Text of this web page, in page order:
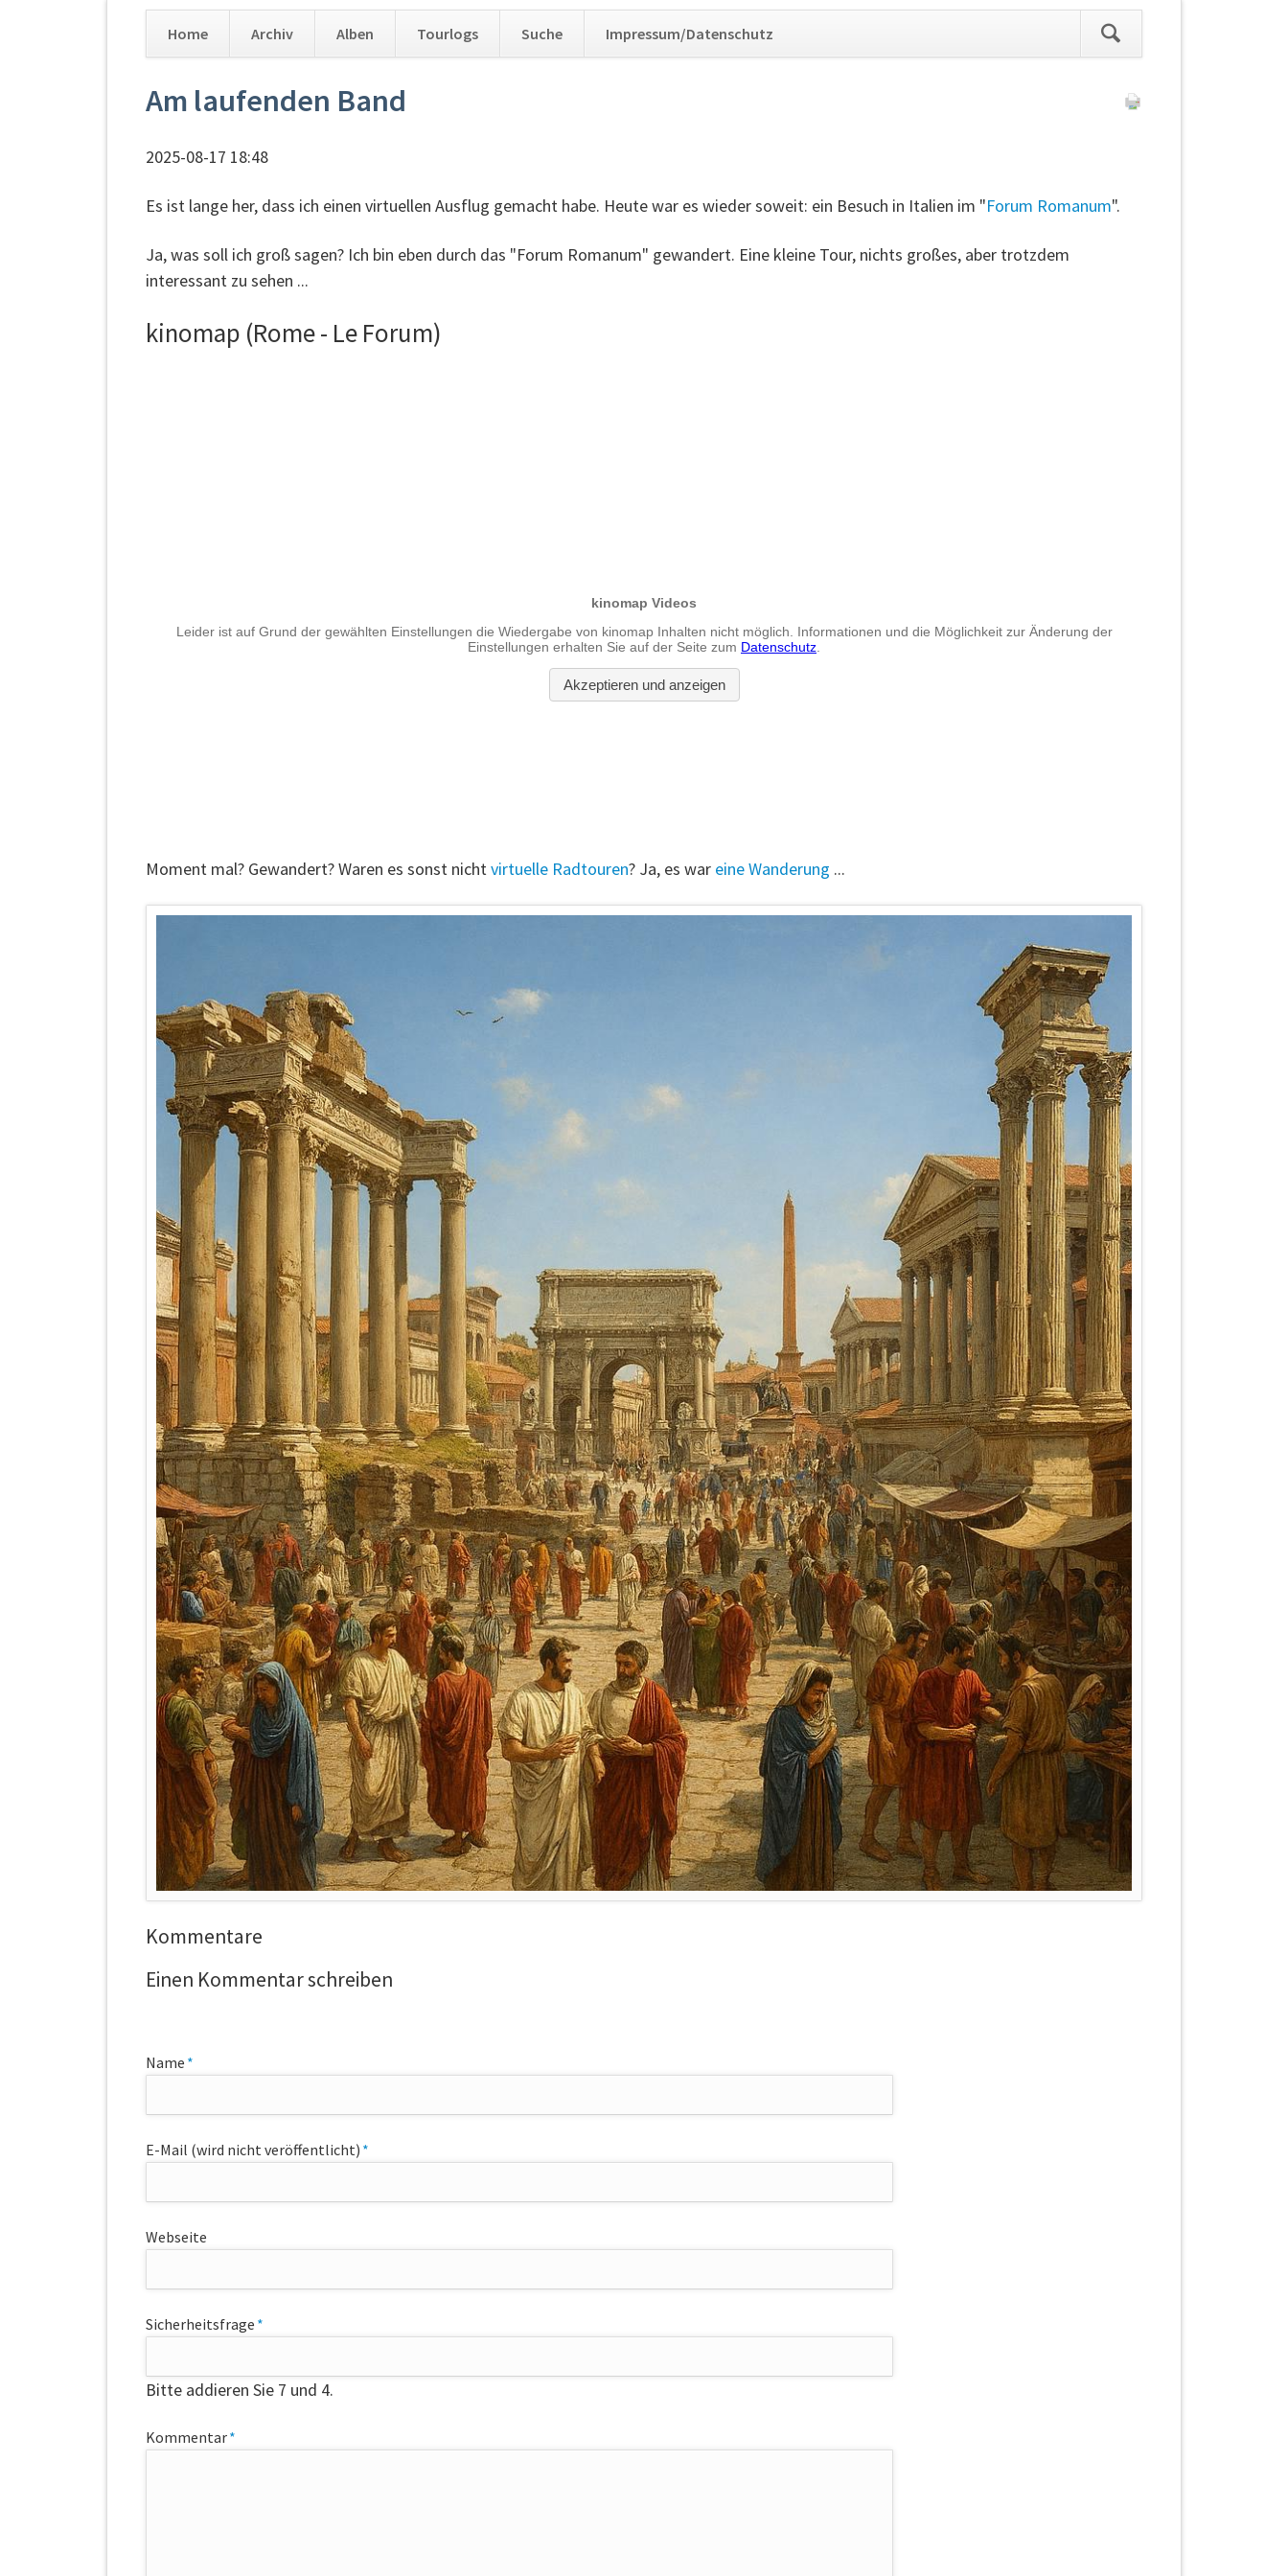
überspringen
Home Archiv Alben Tourlogs Suche Impressum/Datenschutz
überspringen
Am laufenden Band
2025-08-17 18:48
Es ist lange her, dass ich einen virtuellen Ausflug gemacht habe. Heute war es wieder soweit: ein Besuch in Italien im "Forum Romanum".
Ja, was soll ich groß sagen? Ich bin eben durch das "Forum Romanum" gewandert. Eine kleine Tour, nichts großes, aber trotzdem
interessant zu sehen ...
kinomap (Rome - Le Forum)
Moment mal? Gewandert? Waren es sonst nichtvirtuelle Radtouren? Ja, es war eine Wanderung ...
Kommentare
Einen Kommentar schreiben
Pflichtfeld
Name *
Pflichtfeld
E-Mail (wird nicht veröffentlicht) *
Webseite
Pflichtfeld
Sicherheitsfrage *
Bitte addieren Sie 7 und 4.
Pflichtfeld
Kommentar*